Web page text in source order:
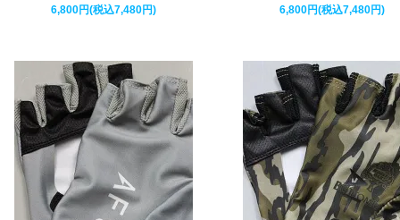
6,800円(税込7,480円) 6,800円(税込7,480円)